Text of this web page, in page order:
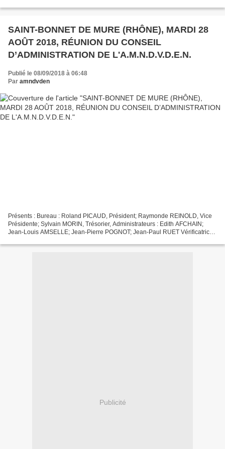
SAINT-BONNET DE MURE (RHÔNE), MARDI 28
AOÛT 2018, RÉUNION DU CONSEIL
D’ADMINISTRATION DE L'A.M.N.D.V.D.E.N.
Publié le 08/09/2018 à 06:48
Par amndvden
Présents : Bureau : Roland PICAUD, Président; Raymonde REINOLD, Vice
Présidente; Sylvain MORIN, Trésorier, Administrateurs : Edith AFCHAIN;
Jean-Louis AMSELLE; Jean-Pierre POGNOT; Jean-Paul RUET Vérificatrice
Publicité